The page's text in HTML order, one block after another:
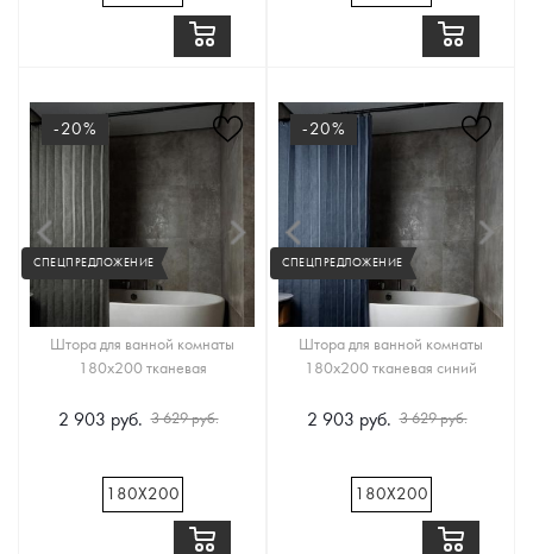
-20%
СПЕЦПРЕДЛОЖЕНИЕ
Штора для ванной комнаты
180х200 тканевая
2 903 руб. 3 629 руб.
180Х200
-20%
СПЕЦПРЕДЛОЖЕНИЕ
Штора для ванной комнаты
180х200 тканевая синий
2 903 руб. 3 629 руб.
180Х200